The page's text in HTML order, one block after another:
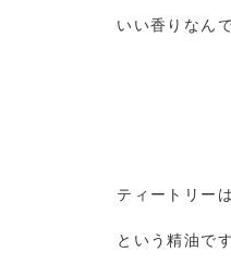
いい香りなん
ティートリー
という精油で